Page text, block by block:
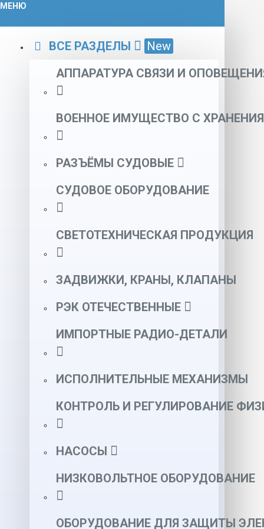
МЕНЮ
ВСЕ РАЗДЕЛЫ
New
АППАРАТУРА СВЯЗИ И
ВОЕННОЕ ИМУЩЕСТВО С ХРАНЕНИЯ
РАЗЪЁМЫ СУДОВЫЕ
СУДОВОЕ ОБОРУДОВАНИЕ
СВЕТОТЕХНИЧЕСКАЯ ПРОДУКЦИЯ
ЗАДВИЖКИ, КРАНЫ, КЛАПАНЫ
РЭК ОТЕЧЕСТВЕННЫЕ
ИМПОРТНЫЕ РАДИО-ДЕТАЛИ
ИСПОЛНИТЕЛЬНЫЕ МЕХАНИЗМЫ
КОНТРОЛЬ И РЕГУЛИРОВАНИЕ
НАСОСЫ
НИЗКОВОЛЬТНОЕ ОБОРУДОВАНИЕ
ОБОРУДОВАНИЕ ДЛЯ ЗАЩИТЫ